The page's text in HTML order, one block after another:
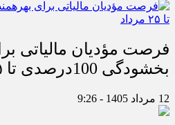
بخشودگی 100درصدی تا ۲۵ مرداد
12 مرداد 1405 - 9:26